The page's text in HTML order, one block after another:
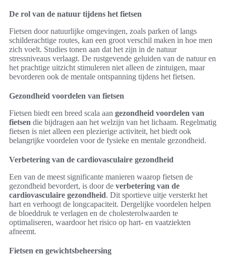
De rol van de natuur tijdens het fietsen
Fietsen door natuurlijke omgevingen, zoals parken of langs
schilderachtige routes, kan een groot verschil maken in hoe men
zich voelt. Studies tonen aan dat het zijn in de natuur
stressniveaus verlaagt. De rustgevende geluiden van de natuur en
het prachtige uitzicht stimuleren niet alleen de zintuigen, maar
bevorderen ook de mentale ontspanning tijdens het fietsen.
Gezondheid voordelen van fietsen
Fietsen biedt een breed scala aan gezondheid voordelen van
fietsen die bijdragen aan het welzijn van het lichaam. Regelmatig
fietsen is niet alleen een plezierige activiteit, het biedt ook
belangrijke voordelen voor de fysieke en mentale gezondheid.
Verbetering van de cardiovasculaire gezondheid
Een van de meest significante manieren waarop fietsen de
gezondheid bevordert, is door de verbetering van de
cardiovasculaire gezondheid. Dit sportieve uitje versterkt het
hart en verhoogt de longcapaciteit. Dergelijke voordelen helpen
de bloeddruk te verlagen en de cholesterolwaarden te
optimaliseren, waardoor het risico op hart- en vaatziekten
afneemt.
Fietsen en gewichtsbeheersing